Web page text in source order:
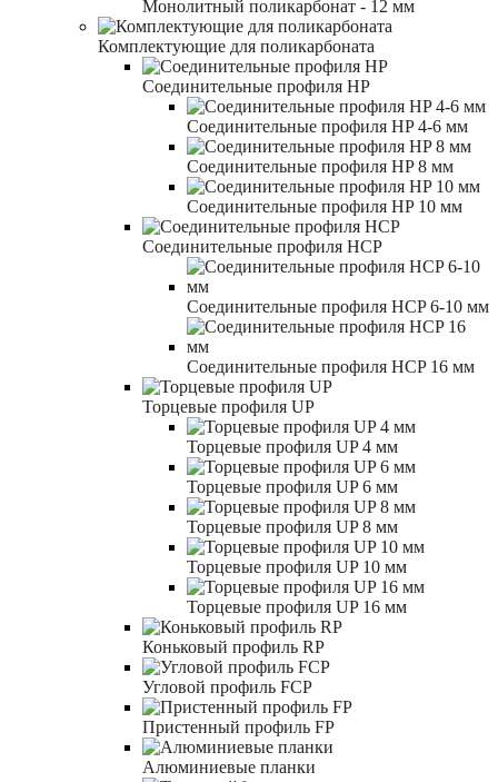
Монолитный поликарбонат - 12 мм
Комплектующие для поликарбоната
Соединительные профиля HP
Соединительные профиля HP 4-6 мм
Соединительные профиля HP 8 мм
Соединительные профиля HP 10 мм
Соединительные профиля HCP
Соединительные профиля HCP 6-10 мм
Соединительные профиля HCP 16 мм
Торцевые профиля UP
Торцевые профиля UP 4 мм
Торцевые профиля UP 6 мм
Торцевые профиля UP 8 мм
Торцевые профиля UP 10 мм
Торцевые профиля UP 16 мм
Коньковый профиль RP
Угловой профиль FCP
Пристенный профиль FP
Алюминиевые планки